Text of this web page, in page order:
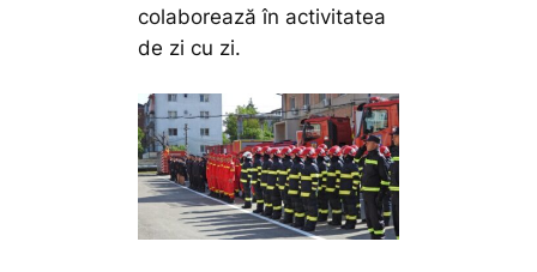
colaborează în activitatea
de zi cu zi.